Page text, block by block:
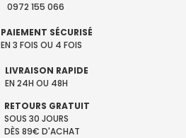
0972 155 066
PAIEMENT SÉCURISÉ
EN 3 FOIS OU 4 FOIS
LIVRAISON RAPIDE
EN 24H OU 48H
RETOURS GRATUIT
SOUS 30 JOURS
DÈS 89€ D'ACHAT